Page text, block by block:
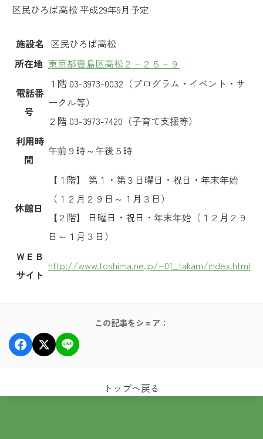
区民ひろば高松 平成29年9月予定
施設名
区民ひろば高松
所在地 東京都豊島区高松２－２５－９
電話番
号
１階 03-3973-0032（プログラム・イベント・サ
ークル等）
２階 03-3973-7420（子育て支援等）
利用時
間
午前９時～午後５時
休館日
【１階】 第１・第３日曜日・祝日・年末年始
（１２月２９日～１月３日）
【２階】 日曜日・祝日・年末年始（１２月２９
日～１月３日）
ＷＥＢ
サイト
http://www.toshima.ne.jp/~01_takam/index.html
この記事をシェア：
トップへ戻る